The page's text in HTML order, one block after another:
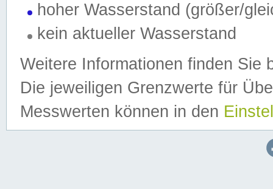
hoher Wasserstand (größer/
kein aktueller Wasserstand
Weitere Informationen finden Sie
Die jeweiligen Grenzwerte für
Messwerten können in den